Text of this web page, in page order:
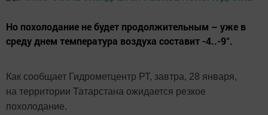
Но похолодание не будет продолжительным – уже в
среду днем температура воздуха составит -4..-9°.
Как сообщает Гидрометцентр РТ, завтра, 28 января,
на территории Татарстана ожидается резкое
похолодание.